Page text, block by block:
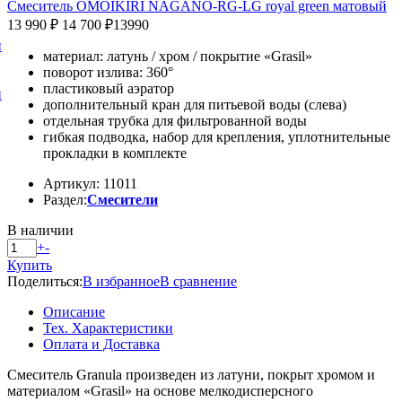
Смеситель OMOIKIRI NAGANO-RG-LG royal green матовый
13 990 ₽ 14 700 ₽13990
материал: латунь / хром / покрытие «Grasil»
поворот излива: 360°
пластиковый аэратор
дополнительный кран для питьевой воды (слева)
отдельная трубка для фильтрованной воды
гибкая подводка, набор для крепления, уплотнительные
прокладки в комплекте
Артикул: 11011
Раздел:Смесители
В наличии
+-
Купить
Поделиться:В избранноеВ сравнение
Описание
Тех. Характеристики
Оплата и Доставка
Смеситель Granula произведен из латуни, покрыт хромом и
материалом «Grasil» на основе мелкодисперсного